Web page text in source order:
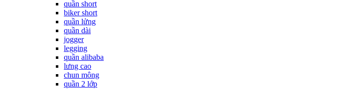
quần short
biker short
quần lửng
quần dài
jogger
legging
quần alibaba
lưng cao
chun mông
quần 2 lớp